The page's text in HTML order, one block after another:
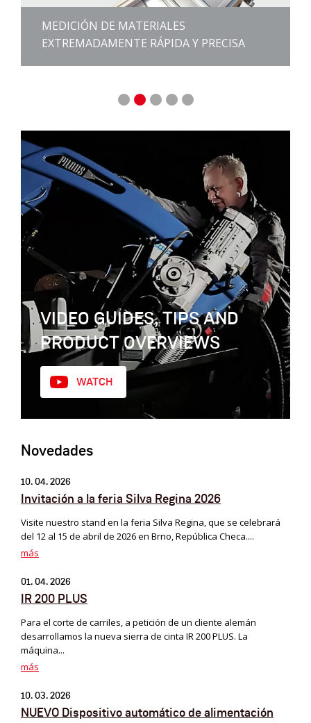
MEDICIÓN DE MATERIALES
EXTREMADAMENTE RÁPIDA Y PRECISA
VIDEO GUIDES, TIPS AND
PRODUCT OVERVIEWS
WATCH
Novedades
10. 04. 2026
Invitación a la feria Silva Regina 2026
Visite nuestro stand en la feria Silva Regina, que se celebrará
del 12 al 15 de abril de 2026 en Brno, República Checa....
más
01. 04. 2026
IR 200 PLUS
Para el corte de carriles, a petición de un cliente alemán
desarrollamos la nueva sierra de cinta IR 200 PLUS. La
máquina...
más
10. 03. 2026
NUEVO Dispositivo automático de alimentación